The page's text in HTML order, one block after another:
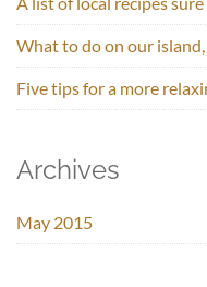
What to do on our
Five tips for a more
Archives
May 2015